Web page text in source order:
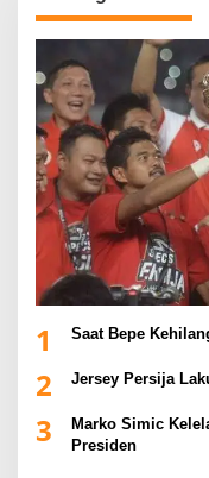
1 Saat Bepe
2 Jersey Persija
3
Marko Simic
Presiden